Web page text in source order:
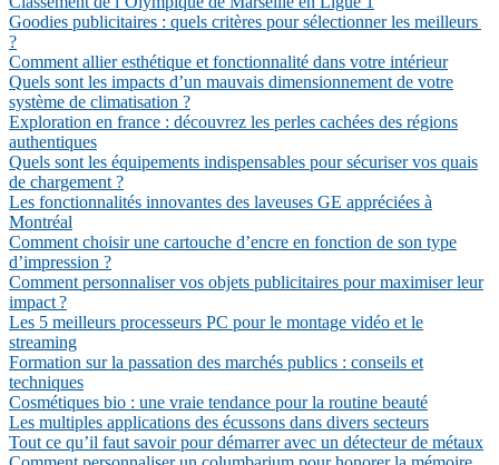
Goodies publicitaires : quels critères pour sélectionner les meilleurs
?
Comment allier esthétique et fonctionnalité dans votre intérieur
Quels sont les impacts d’un mauvais dimensionnement de votre
système de climatisation ?
Exploration en france : découvrez les perles cachées des régions
authentiques
Quels sont les équipements indispensables pour sécuriser vos quais
de chargement ?
Les fonctionnalités innovantes des laveuses GE appréciées à
Montréal
Comment choisir une cartouche d’encre en fonction de son type
d’impression ?
Comment personnaliser vos objets publicitaires pour maximiser leur
impact ?
Les 5 meilleurs processeurs PC pour le montage vidéo et le
streaming
Formation sur la passation des marchés publics : conseils et
techniques
Cosmétiques bio : une vraie tendance pour la routine beauté
Les multiples applications des écussons dans divers secteurs
Tout ce qu’il faut savoir pour démarrer avec un détecteur de métaux